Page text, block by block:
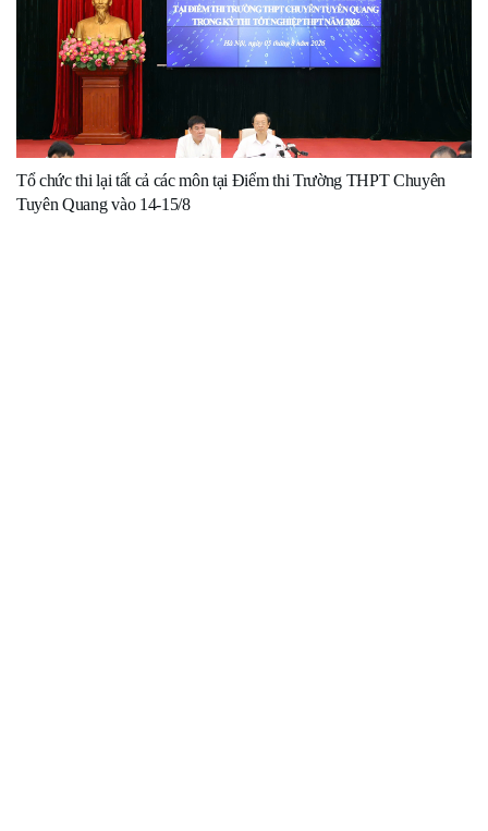
Tổ chức thi lại tất cả các môn tại Điểm thi Trường THPT Chuyên
Tuyên Quang vào 14-15/8